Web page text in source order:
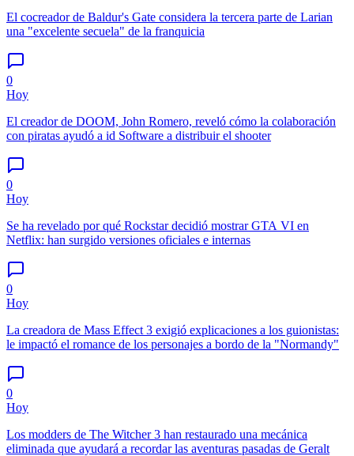
El cocreador de Baldur's Gate considera la tercera parte de Larian
una "excelente secuela" de la franquicia
0
Hoy
El creador de DOOM, John Romero, reveló cómo la colaboración
con piratas ayudó a id Software a distribuir el shooter
0
Hoy
Se ha revelado por qué Rockstar decidió mostrar GTA VI en
Netflix: han surgido versiones oficiales e internas
0
Hoy
La creadora de Mass Effect 3 exigió explicaciones a los guionistas:
le impactó el romance de los personajes a bordo de la "Normandy"
0
Hoy
Los modders de The Witcher 3 han restaurado una mecánica
eliminada que ayudará a recordar las aventuras pasadas de Geralt